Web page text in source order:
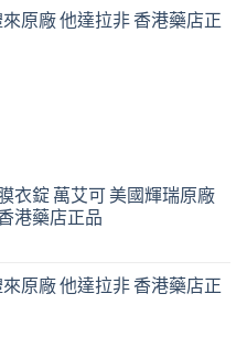
原廠 他達拉非 香港藥店正
衣錠 萬艾可 美國輝瑞原廠
港藥店正品
原廠 他達拉非 香港藥店正